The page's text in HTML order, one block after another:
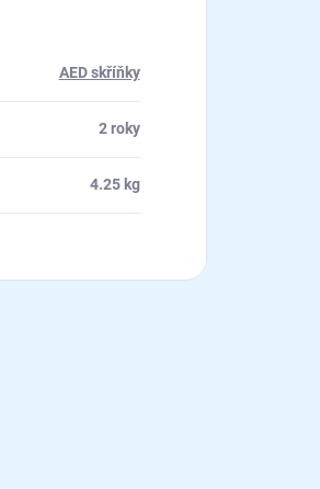
AED skříňky
2 roky
4.25 kg